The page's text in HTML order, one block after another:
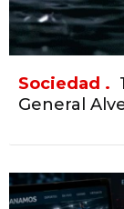
Sociedad .
General